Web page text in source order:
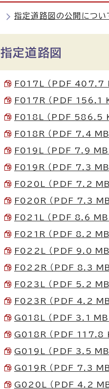
指定道路図の公開につい
指定道路図
F017L （PDF 407.7
F017R （PDF 156.1
F018L （PDF 586.5
F018R （PDF 7.4 MB
F019L （PDF 7.9 MB
F019R （PDF 7.3 MB
F020L （PDF 7.2 MB
F020R （PDF 7.3 MB
F021L （PDF 8.6 MB
F021R （PDF 8.2 MB
F022L （PDF 9.0 MB
F022R （PDF 8.3 MB
F023L （PDF 5.2 MB
F023R （PDF 4.2 MB
G018L （PDF 3.1 MB
G018R （PDF 117.8
G019L （PDF 3.5 MB
G019R （PDF 7.3 MB
G020L （PDF 4.2 MB